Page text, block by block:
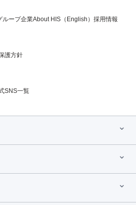
ループ企業About HIS（English） 採用情報
護方針
SNS一覧